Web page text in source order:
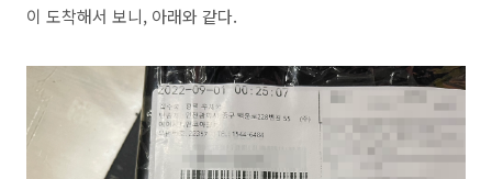
이 도착해서 보니, 아래와 같다.